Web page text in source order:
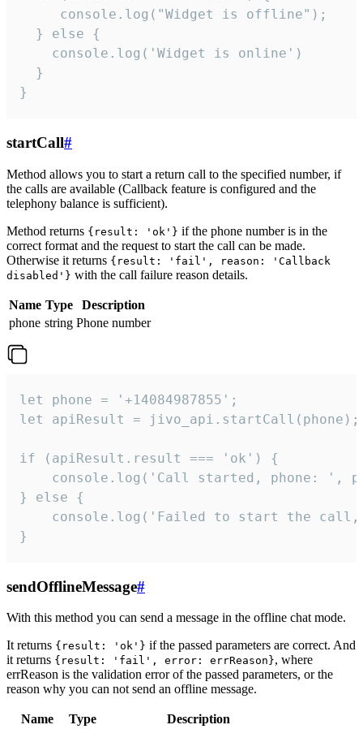
     console.log("Widget is offline");
  } else {
    console.log('Widget is online')
  }
}
startCall#
Method allows you to start a return call to the specified number, if
the calls are available (Callback feature is configured and the
telephony balance is sufficient).
Method returns {result: 'ok'} if the phone number is in the
correct format and the request to start the call can be made.
Otherwise it returns {result: 'fail', reason: 'Callback
disabled'} with the call failure reason details.
Name Type
Description
phone string Phone number
let phone = '+14084987855';
let apiResult = jivo_api.startCall(phone);
if (apiResult.result === 'ok') {
console.log('Call started, phone: ',
} else {
console.log('Failed to start the
}
sendOfflineMessage#
With this method you can send a message in the offline chat mode.
It returns {result: 'ok'} if the passed parameters are correct. And
it returns {result: 'fail', error: errReason}, where
errReason is the validation error of the passed parameters, or the
reason why you can not send an offline message.
Name Type
Description